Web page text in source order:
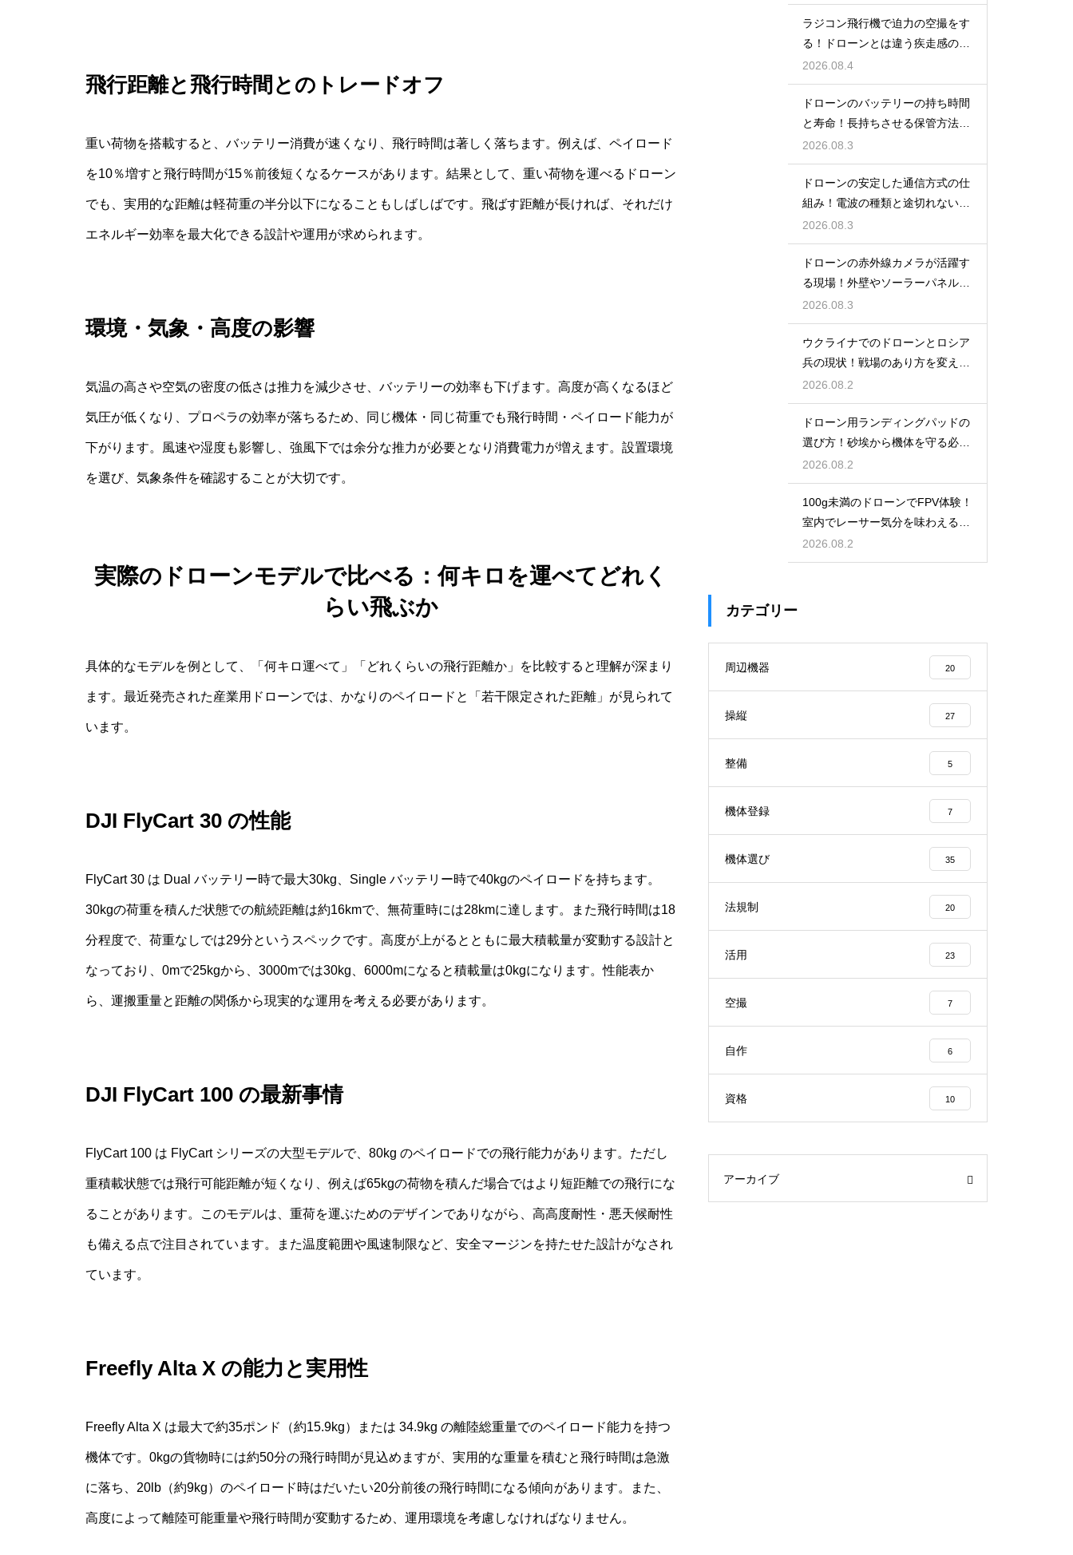
飛行距離と飛行時間とのトレードオフ
重い荷物を搭載すると、バッテリー消費が速くなり、飛行時間は著しく落ちます。例えば、ペイロード
を10％増すと飛行時間が15％前後短くなるケースがあります。結果として、重い荷物を運べるドローン
でも、実用的な距離は軽荷重の半分以下になることもしばしばです。飛ばす距離が長ければ、それだけ
エネルギー効率を最大化できる設計や運用が求められます。
環境・気象・高度の影響
気温の高さや空気の密度の低さは推力を減少させ、バッテリーの効率も下げます。高度が高くなるほど
気圧が低くなり、プロペラの効率が落ちるため、同じ機体・同じ荷重でも飛行時間・ペイロード能力が
下がります。風速や湿度も影響し、強風下では余分な推力が必要となり消費電力が増えます。設置環境
を選び、気象条件を確認することが大切です。
実際のドローンモデルで比べる：何キロを運べてどれく
らい飛ぶか
具体的なモデルを例として、「何キロ運べて」「どれくらいの飛行距離か」を比較すると理解が深まり
ます。最近発売された産業用ドローンでは、かなりのペイロードと「若干限定された距離」が見られて
います。
DJI FlyCart 30 の性能
FlyCart 30 は Dual バッテリー時で最大30kg、Single バッテリー時で40kgのペイロードを持ちます。
30kgの荷重を積んだ状態での航続距離は約16kmで、無荷重時には28kmに達します。また飛行時間は18
分程度で、荷重なしでは29分というスペックです。高度が上がるとともに最大積載量が変動する設計と
なっており、0mで25kgから、3000mでは30kg、6000mになると積載量は0kgになります。性能表か
ら、運搬重量と距離の関係から現実的な運用を考える必要があります。
DJI FlyCart 100 の最新事情
FlyCart 100 は FlyCart シリーズの大型モデルで、80kg のペイロードでの飛行能力があります。ただし
重積載状態では飛行可能距離が短くなり、例えば65kgの荷物を積んだ場合ではより短距離での飛行にな
ることがあります。このモデルは、重荷を運ぶためのデザインでありながら、高高度耐性・悪天候耐性
も備える点で注目されています。また温度範囲や風速制限など、安全マージンを持たせた設計がなされ
ています。
Freefly Alta X の能力と実用性
Freefly Alta X は最大で約35ポンド（約15.9kg）または 34.9kg の離陸総重量でのペイロード能力を持つ
機体です。0kgの貨物時には約50分の飛行時間が見込めますが、実用的な重量を積むと飛行時間は急激
に落ち、20lb（約9kg）のペイロード時はだいたい20分前後の飛行時間になる傾向があります。また、
高度によって離陸可能重量や飛行時間が変動するため、運用環境を考慮しなければなりません。
ラジコン飛行機で迫力の空撮をす
る！ドローンとは違う疾走感の楽
しみ
2026.08.4
ドローンのバッテリーの持ち時間
と寿命！長持ちさせる保管方法と
充電のコツ
2026.08.3
ドローンの安定した通信方式の仕
組み！電波の種類と途切れない操
縦の秘訣
2026.08.3
ドローンの赤外線カメラが活躍す
る現場！外壁やソーラーパネル調
査の強み
2026.08.3
ウクライナでのドローンとロシア
兵の現状！戦場のあり方を変えた
兵器の実態
2026.08.2
ドローン用ランディングパッドの
選び方！砂埃から機体を守る必需
品
2026.08.2
100g未満のドローンでFPV体験！
室内でレーサー気分を味わえる機
体
2026.08.2
カテゴリー
周辺機器 20
操縦 27
整備 5
機体登録 7
機体選び 35
法規制 20
活用 23
空撮 7
自作 6
資格 10
アーカイブ